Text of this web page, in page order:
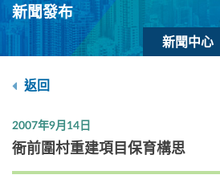
關
鍵
新聞發布
新聞中心
返回
2007年9月14日
衙前圍村重建項目保育構思